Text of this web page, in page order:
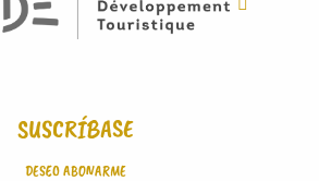
SUSCRÍBASE
DESEO ABONARME